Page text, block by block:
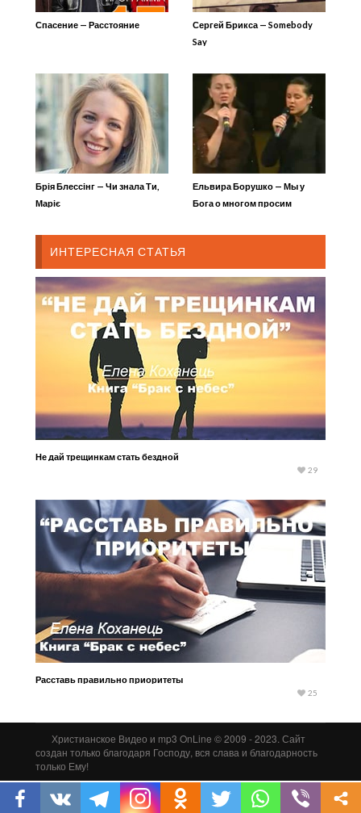
Спасение — Расстояние
Сергей Брикса — Somebody
Say
Брія Блессінг — Чи знала Ти,
Маріє
Ельвира Борушко — Мы у
Бога о многом просим
ИНТЕРЕСНАЯ СТАТЬЯ
Не дай трещинкам стать бездной
29
Расставь правильно приоритеты
25
Христианское Видео и mp3 OnLine © 2009 - 2023. Сайт
создан только благодаря Господу, вся слава и благодарность
только Ему!